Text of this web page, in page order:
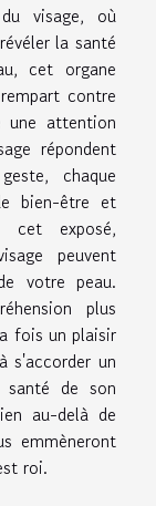
visage, où
la santé
cet organe
contre
une attention
répondent
chaque
bien-être et
cet exposé,
peuvent
votre peau.
plus
fois un plaisir
s'accorder un
de son
au-delà de
emmèneront
roi.